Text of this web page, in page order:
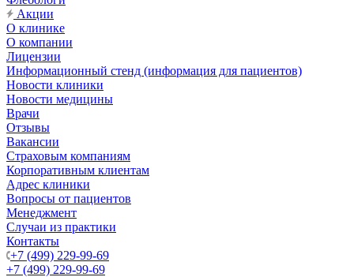
Акции
О клинике
О компании
Лицензии
Информационный стенд (информация для пациентов)
Новости клиники
Новости медицины
Врачи
Отзывы
Вакансии
Страховым компаниям
Корпоративным клиентам
Адрес клиники
Вопросы от пациентов
Менеджмент
Случаи из практики
Контакты
+7 (499) 229-99-69
+7 (499) 229-99-69